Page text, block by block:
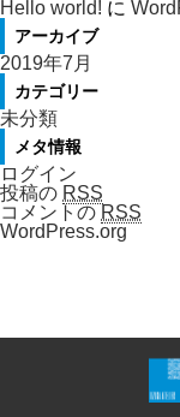
Hello world! に
アーカイブ
2019年7月
カテゴリー
未分類
メタ情報
ログイン
投稿の RSS
コメントの RSS
WordPress.org